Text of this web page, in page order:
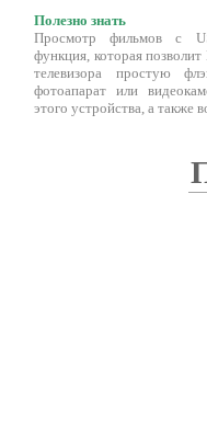
Полезно знать
Просмотр фильмов с
функция, которая
телевизора простую
фотоапарат или
этого устройства, а также